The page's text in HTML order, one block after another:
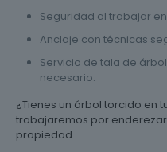
Seguridad al trabajar
Anclaje con técnicas
Servicio de tala de
necesario.
¿Tienes un árbol torcido en
trabajaremos por
propiedad.